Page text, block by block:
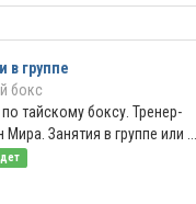
в группе
бокс
тайскому боксу. Тренер-
Занятия в группе или ...